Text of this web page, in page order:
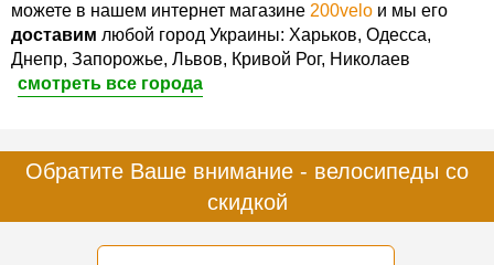
можете в нашем интернет магазине 200velo и мы его
доставим любой город Украины: Харьков, Одесса,
Днепр, Запорожье, Львов, Кривой Рог, Николаев
смотреть все города
Обратите Ваше внимание - велосипеды со
скидкой